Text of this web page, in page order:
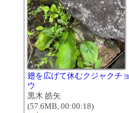
翅を広げて休むクジャクチョ
ウ
黒木 皓矢
(57.6MB, 00:00:18)